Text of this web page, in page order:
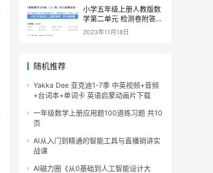
小学五年级上册人教版数
学第二单元 检测卷附答案
下载
2023年11月18日
随机推荐
Yakka Dee 亚克迪1-7季 中英视频+音频
+台词本+单词卡 英语启蒙动画片下载
一年级数学上册应用题100道练习题 共10
页
AI从入门到精通的智能工具与直播销讲实
战课
AI磁力圈《从0基础到人工智能设计大